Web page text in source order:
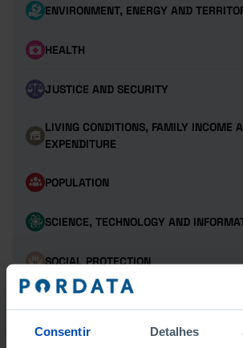
Consentir Detalhes
ENVIRONMENT, ENERGY AND
HEALTH
JUSTICE AND SECURITY
LIVING CONDITIONS, FAMILY INCOME
EXPENDITURE
POPULATION
SCIENCE, TECHNOLOGY AND
SOCIAL PROTECTION
TOURISM